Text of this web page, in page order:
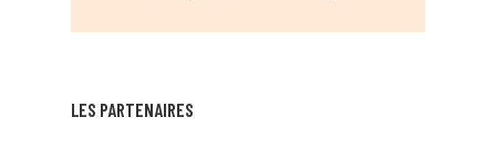
STRUCTURE MULTI-ACCUEIL LES
LES PARTENAIRES